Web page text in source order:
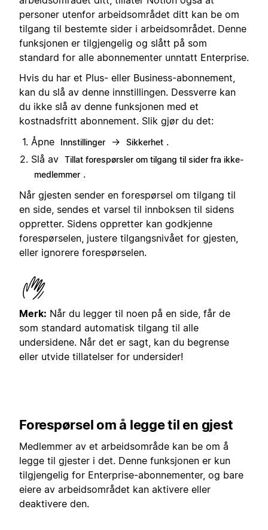
personer utenfor arbeidsområdet ditt kan be om
tilgang til bestemte sider i arbeidsområdet. Denne
funksjonen er tilgjengelig og slått på som
standard for alle abonnementer unntatt Enterprise.
Hvis du har et Plus- eller Business-abonnement,
kan du slå av denne innstillingen. Dessverre kan
du ikke slå av denne funksjonen med et
kostnadsfritt abonnement. Slik gjør du det:
Åpne
Innstillinger → Sikkerhet .
Slå av Tillat forespørsler om tilgang til sider fra ikke-
medlemmer .
Når gjesten sender en forespørsel om tilgang til
en side, sendes et varsel til innboksen til sidens
oppretter. Sidens oppretter kan godkjenne
forespørselen, justere tilgangsnivået for gjesten,
eller ignorere forespørselen.
Merk: Når du legger til noen på en side, får de
som standard automatisk tilgang til alle
undersidene. Når det er sagt, kan du begrense
eller utvide tillatelser for undersider!
Forespørsel om å legge til en gjest
Medlemmer av et arbeidsområde kan be om å
legge til gjester i det. Denne funksjonen er kun
tilgjengelig for Enterprise-abonnementer, og bare
eiere av arbeidsområdet kan aktivere eller
deaktivere den.